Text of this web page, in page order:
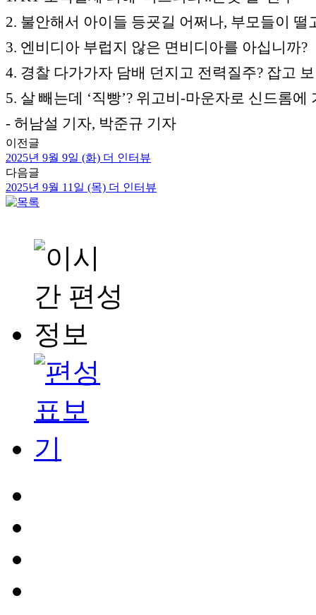
2. 불안해서 아이들 등굣길 어쩌나, 부모들이 떨
3. 엔비디아 부럽지 않은 면비디아를 아십니까?
4. 경찰 다가가자 담배 던지고 전력질주? 잡고
5. 살 빼는데 ‘직빵’? 위고비-마운자로 신드롬에
- 허남설 기자, 박준규 기자
이전글
2025년 9월 9일 (화) 더 인터뷰
다음글
2025년 9월 11일 (목) 더 인터뷰